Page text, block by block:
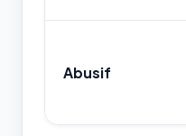
Abusif